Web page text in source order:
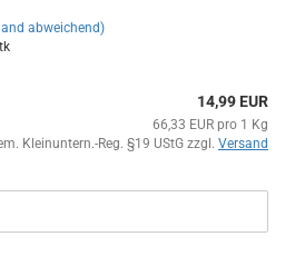
abweichend)
14,99 EUR
66,33 EUR pro 1 Kg
Kleinuntern.-Reg. §19 UStG zzgl. Versand